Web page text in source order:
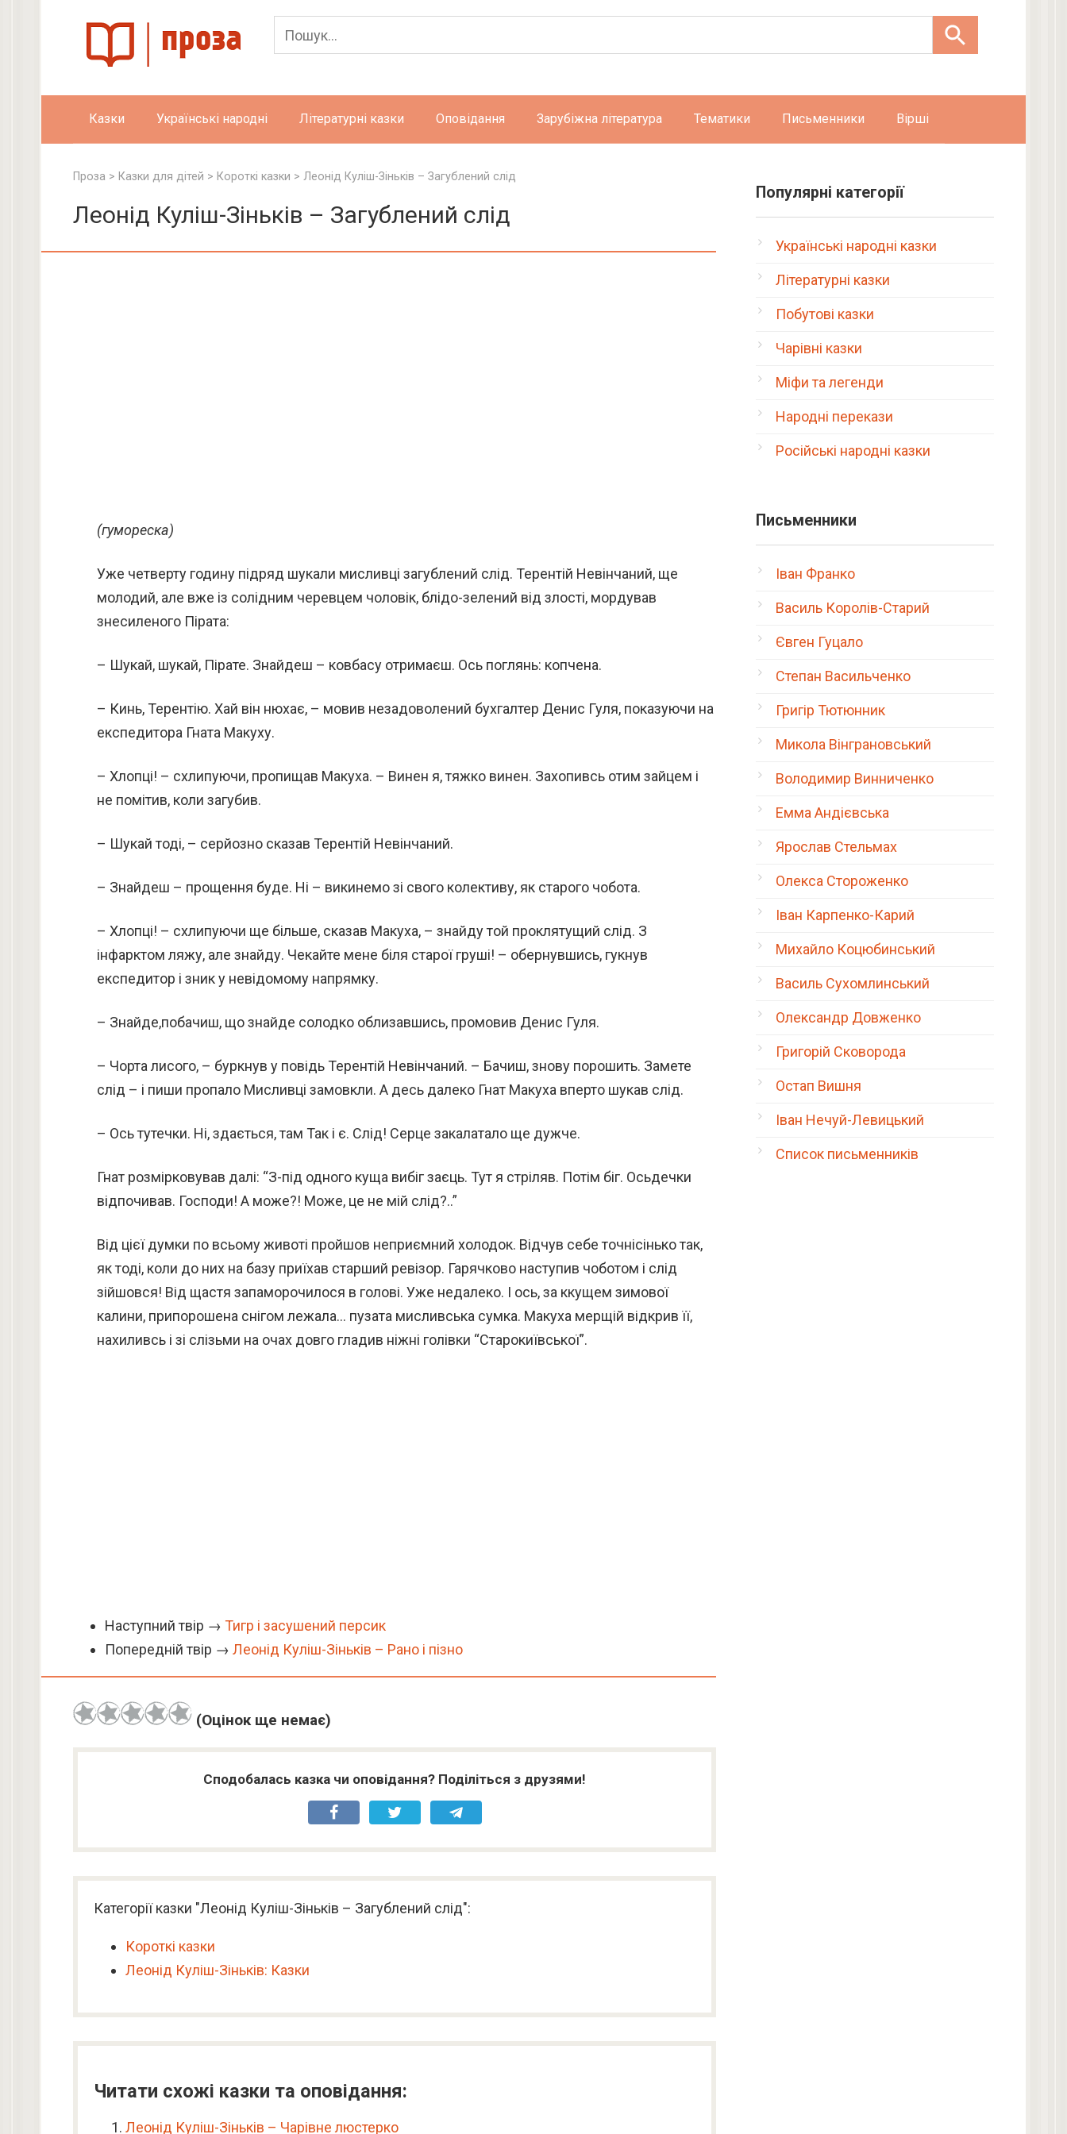
Казки Українські народні Літературні казки Оповідання Зарубіжна література Тематики Письменники Вірші
Проза > Казки для дітей > Короткі казки > Леонід Куліш-Зіньків – Загублений слід
Леонід Куліш-Зіньків – Загублений слід
(гумореска)
Уже четверту годину підряд шукали мисливці загублений слід. Терентій Не­вінчаний, ще
молодий, але вже із со­лідним черевцем чоловік, блідо-зелений від злості, мордував
знесиленого Пірата:
– Шукай, шукай, Пірате. Знайдеш – ковбасу отримаєш. Ось поглянь: копче­на.
– Кинь, Терентію. Хай він нюхає, – мо­вив незадоволений бухгалтер Денис Гуля, показуючи на
експедитора Гната Макуху.
– Хлопці! – схлипуючи, пропищав Макуха. – Винен я, тяжко винен. Захо­пивсь отим зайцем і
не помітив, коли загу­бив.
– Шукай тоді, – серйозно сказав Те­рентій Невінчаний.
– Знайдеш – прощен­ня буде. Ні – викинемо зі свого колекти­ву, як старого чобота.
– Хлопці! – схлипуючи ще більше, сказав Макуха, – знайду той проклятущий слід. З
інфарктом ляжу, але знайду. Чекайте мене біля старої груші! – обернувшись, гукнув
експедитор і зник у невідомому напрямку.
– Знайде,побачиш, що знайде солодко облизавшись, промовив Денис Гуля.
– Чорта лисого, – буркнув у повідь Терентій Невінчаний. – Бачиш, знову порошить. Замете
слід – і пиши пропало Мисливці замовкли. А десь далеко Гнат Макуха вперто шукав слід.
– Ось тутечки. Ні, здається, там Так і є. Слід! Серце закалатало ще дужче.
Гнат розмірковував далі: “З-під одного куща вибіг заєць. Тут я стріляв. Потім біг. Осьдечки
відпочивав. Господи! А може?! Може, це не мій слід?..”
Від цієї думки по всьому животі пройшов неприємний холодок. Відчув себе точнісінько так,
як тоді, коли до них на базу приїхав старший ревізор. Гарячково наступив чоботом і слід
зійшовся! Від щастя запаморочилося в голові. Уже недалеко. І ось, за ккущем зимової
калини, припорошена снігом лежала… пузата мисливська сумка. Макуха мерщій відкрив її,
нахиливсь і зі слізьми на очах довго гладив ніжні голівки “Старокиївської”.
Наступний твір → Тигр і засушений персик
Попередній твір → Леонід Куліш-Зіньків – Рано і пізно
(Оцінок ще немає)
Сподобалась казка чи оповідання? Поділіться з друзями!
Категорії казки "Леонід Куліш-Зіньків – Загублений слід":
Короткі казки
Леонід Куліш-Зіньків: Казки
Читати схожі казки та оповідання:
Леонід Куліш-Зіньків – Чарівне люстерко
Популярні категорії
Українські народні казки
Літературні казки
Побутові казки
Чарівні казки
Міфи та легенди
Народні перекази
Російські народні казки
Письменники
Іван Франко
Василь Королів-Старий
Євген Гуцало
Степан Васильченко
Григір Тютюнник
Микола Вінграновський
Володимир Винниченко
Емма Андієвська
Ярослав Стельмах
Олекса Стороженко
Іван Карпенко-Карий
Михайло Коцюбинський
Василь Сухомлинський
Олександр Довженко
Григорій Сковорода
Остап Вишня
Іван Нечуй-Левицький
Список письменників